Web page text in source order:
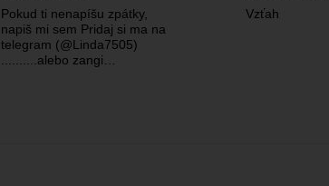
Pokud ti nenapíšu zpátky,
napiš mi sem Pridaj si ma na
telegram (@Linda7505)
..........alebo zangi…
Vzťah